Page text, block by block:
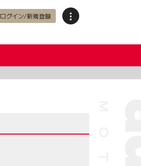
ログイン/新規登録